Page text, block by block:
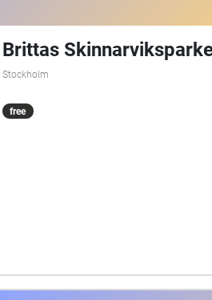
Brittas
Stockholm
free